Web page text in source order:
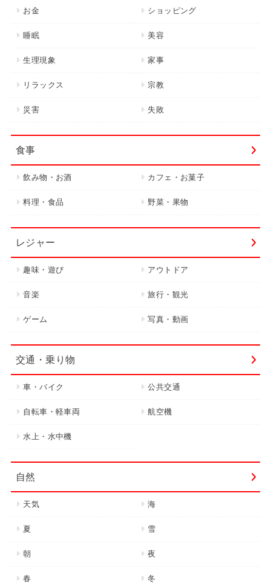
お金 ショッピング
睡眠 美容
生理現象 家事
リラックス 宗教
災害 失敗
食事
飲み物・お酒 カフェ・お菓子
料理・食品 野菜・果物
レジャー
趣味・遊び アウトドア
音楽 旅行・観光
ゲーム 写真・動画
交通・乗り物
車・バイク 公共交通
自転車・軽車両 航空機
水上・水中機
自然
天気 海
夏 雪
朝 夜
春 冬